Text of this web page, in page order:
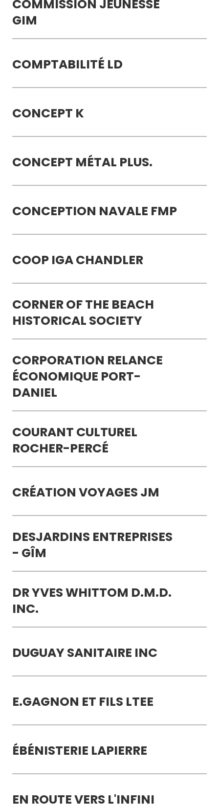
COMMISSION JEUNESSE
GIM
COMPTABILITÉ LD
CONCEPT K
CONCEPT MÉTAL PLUS.
CONCEPTION NAVALE FMP
COOP IGA CHANDLER
CORNER OF THE BEACH
HISTORICAL SOCIETY
CORPORATION RELANCE
ÉCONOMIQUE PORT-
DANIEL
COURANT CULTUREL
ROCHER-PERCÉ
CRÉATION VOYAGES JM
DESJARDINS ENTREPRISES
- GÎM
DR YVES WHITTOM D.M.D.
INC.
DUGUAY SANITAIRE INC
E.GAGNON ET FILS LTEE
ÉBÉNISTERIE LAPIERRE
EN ROUTE VERS L'INFINI